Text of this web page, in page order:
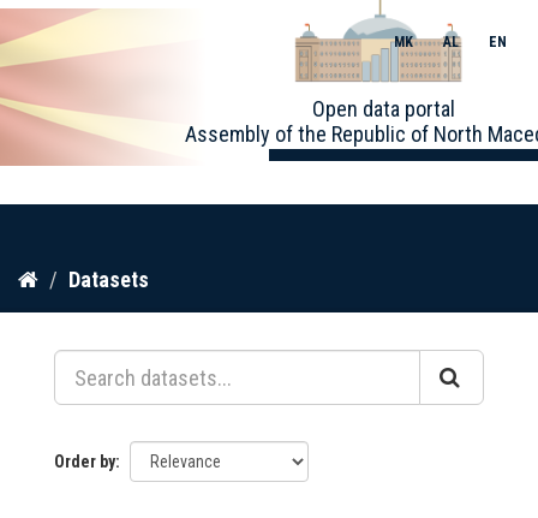
Skip
content
Open data portal
Assembly of the Republic of North
MK AL EN
Datasets
Order by